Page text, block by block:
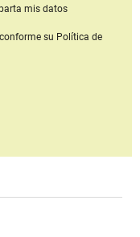
mis datos
conforme su Política de